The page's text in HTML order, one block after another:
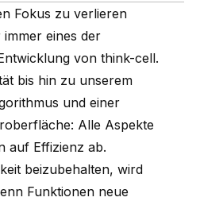
Fokus zu verlieren
eines der
von think-cell.
bis hin zu unserem
und einer
Alle Aspekte
auf Effizienz ab.
beizubehalten, wird
Funktionen neue